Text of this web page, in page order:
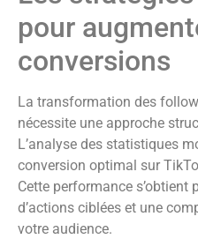
pour
conversions
La transformation des
nécessite une approche
L’analyse des statistiques
conversion optimal sur
Cette performance s’obtient
d’actions ciblées et une
votre audience.